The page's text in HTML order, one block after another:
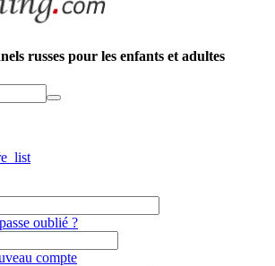
russes pour les enfants et adultes
oublié ?
compte